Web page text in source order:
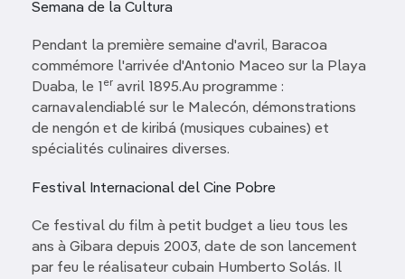
Semana de la Cultura
Pendant la première semaine d'avril, Baracoa
commémore l'arrivée d'Antonio Maceo sur la Playa
Duaba, le 1 er avril 1895.Au programme :
carnavalendiablé sur le Malecón, démonstrations
de nengón et de kiribá (musiques cubaines) et
spécialités culinaires diverses.
Festival Internacional del Cine Pobre
Ce festival du film à petit budget a lieu tous les
ans à Gibara depuis 2003, date de son lancement
par feu le réalisateur cubain Humberto Solás. Il